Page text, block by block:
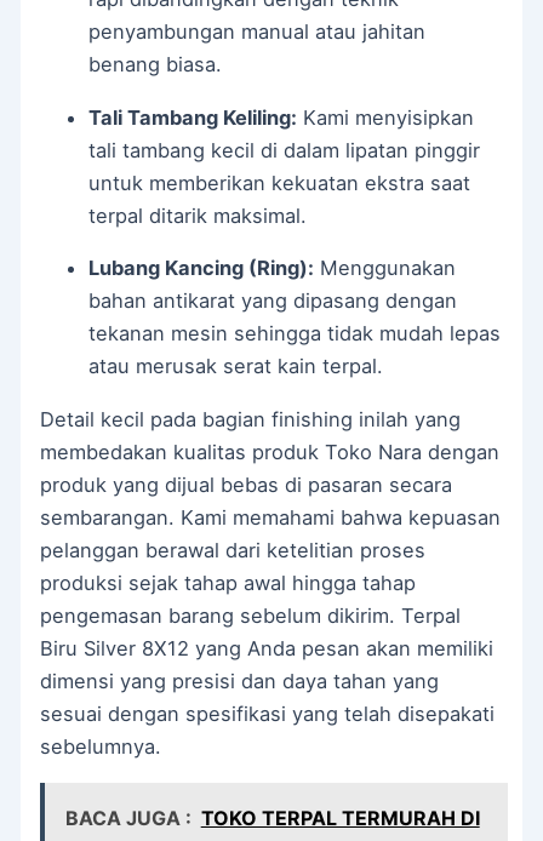
penyambungan manual atau jahitan
benang biasa.
Tali Tambang Keliling: Kami menyisipkan
tali tambang kecil di dalam lipatan pinggir
untuk memberikan kekuatan ekstra saat
terpal ditarik maksimal.
Lubang Kancing (Ring): Menggunakan
bahan antikarat yang dipasang dengan
tekanan mesin sehingga tidak mudah lepas
atau merusak serat kain terpal.
Detail kecil pada bagian finishing inilah yang
membedakan kualitas produk Toko Nara dengan
produk yang dijual bebas di pasaran secara
sembarangan. Kami memahami bahwa kepuasan
pelanggan berawal dari ketelitian proses
produksi sejak tahap awal hingga tahap
pengemasan barang sebelum dikirim. Terpal
Biru Silver 8X12 yang Anda pesan akan memiliki
dimensi yang presisi dan daya tahan yang
sesuai dengan spesifikasi yang telah disepakati
sebelumnya.
BACA JUGA : TOKO TERPAL TERMURAH DI